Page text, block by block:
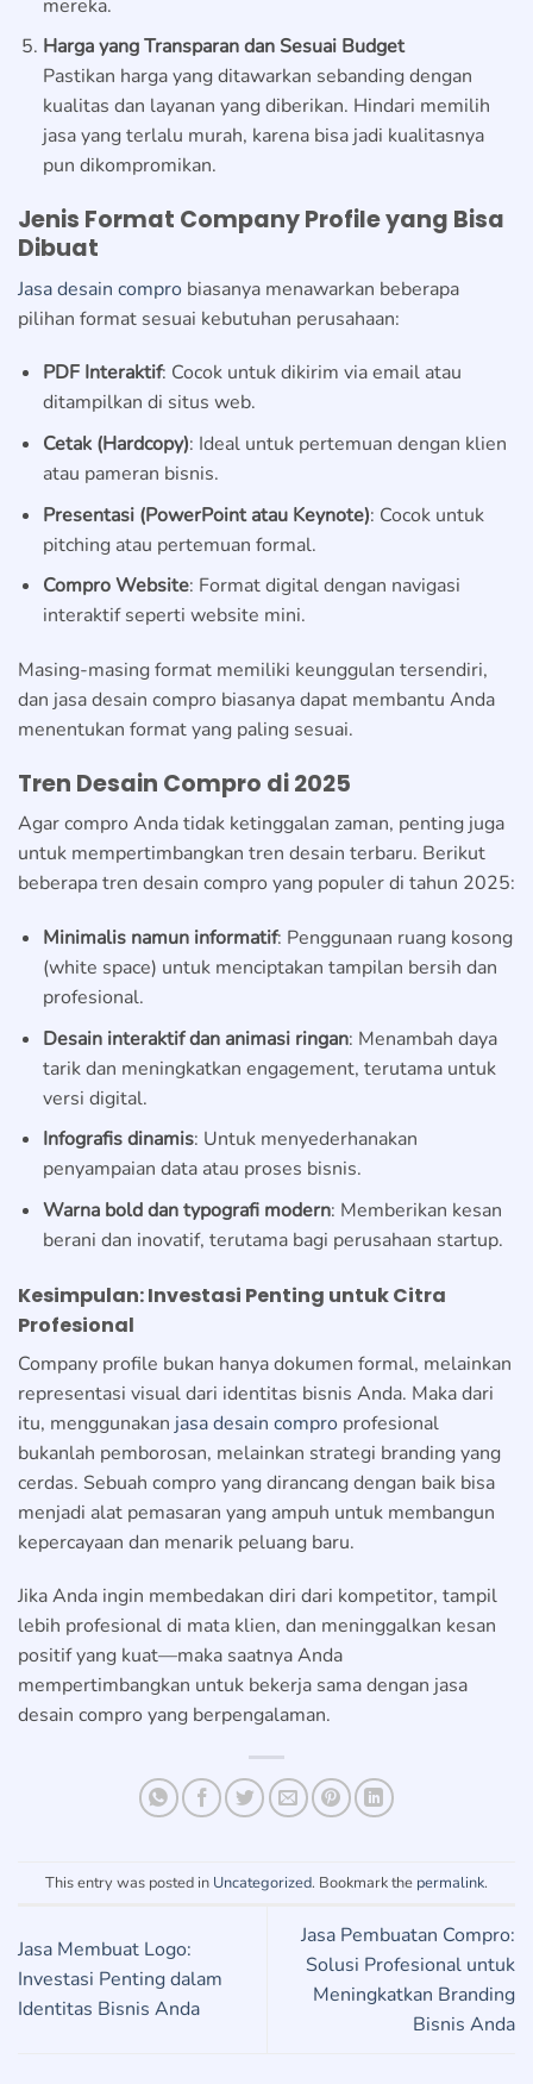
mereka.
Harga yang Transparan dan Sesuai Budget
Pastikan harga yang ditawarkan sebanding dengan
kualitas dan layanan yang diberikan. Hindari memilih
jasa yang terlalu murah, karena bisa jadi kualitasnya
pun dikompromikan.
Jenis Format Company Profile yang Bisa
Dibuat
Jasa desain compro biasanya menawarkan beberapa
pilihan format sesuai kebutuhan perusahaan:
PDF Interaktif: Cocok untuk dikirim via email atau
ditampilkan di situs web.
Cetak (Hardcopy): Ideal untuk pertemuan dengan klien
atau pameran bisnis.
Presentasi (PowerPoint atau Keynote): Cocok untuk
pitching atau pertemuan formal.
Compro Website: Format digital dengan navigasi
interaktif seperti website mini.
Masing-masing format memiliki keunggulan tersendiri,
dan jasa desain compro biasanya dapat membantu Anda
menentukan format yang paling sesuai.
Tren Desain Compro di 2025
Agar compro Anda tidak ketinggalan zaman, penting juga
untuk mempertimbangkan tren desain terbaru. Berikut
beberapa tren desain compro yang populer di tahun 2025:
Minimalis namun informatif: Penggunaan ruang kosong
(white space) untuk menciptakan tampilan bersih dan
profesional.
Desain interaktif dan animasi ringan: Menambah daya
tarik dan meningkatkan engagement, terutama untuk
versi digital.
Infografis dinamis: Untuk menyederhanakan
penyampaian data atau proses bisnis.
Warna bold dan typografi modern: Memberikan kesan
berani dan inovatif, terutama bagi perusahaan startup.
Kesimpulan: Investasi Penting untuk Citra
Profesional
Company profile bukan hanya dokumen formal, melainkan
representasi visual dari identitas bisnis Anda. Maka dari
itu, menggunakan jasa desain compro profesional
bukanlah pemborosan, melainkan strategi branding yang
cerdas. Sebuah compro yang dirancang dengan baik bisa
menjadi alat pemasaran yang ampuh untuk membangun
kepercayaan dan menarik peluang baru.
Jika Anda ingin membedakan diri dari kompetitor, tampil
lebih profesional di mata klien, dan meninggalkan kesan
positif yang kuat—maka saatnya Anda
mempertimbangkan untuk bekerja sama dengan jasa
desain compro yang berpengalaman.
This entry was posted in Uncategorized. Bookmark the permalink.
Jasa Membuat Logo:
Investasi Penting dalam
Identitas Bisnis Anda
Jasa Pembuatan Compro:
Solusi Profesional untuk
Meningkatkan Branding
Bisnis Anda